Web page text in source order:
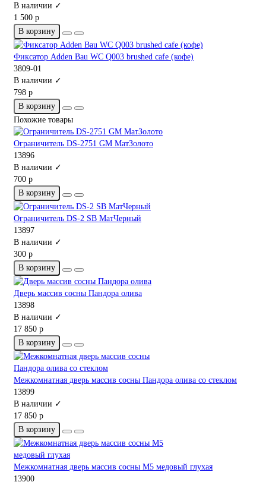
В наличии ✓
1 500 р
В корзину
Фиксатор Adden Bau WC Q003 brushed cafe (кофе)
3809-01
В наличии ✓
798 р
В корзину
Похожие товары
Ограничитель DS-2751 GM МатЗолото
13896
В наличии ✓
700 р
В корзину
Ограничитель DS-2 SB МатЧерный
13897
В наличии ✓
300 р
В корзину
Дверь массив сосны Пандора олива
13898
В наличии ✓
17 850 р
В корзину
Межкомнатная дверь массив сосны Пандора олива со стеклом
13899
В наличии ✓
17 850 р
В корзину
Межкомнатная дверь массив сосны М5 медовый глухая
13900